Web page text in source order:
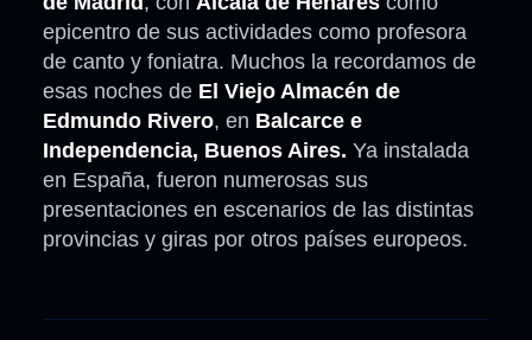
epicentro de sus actividades como profesora
de canto y foniatra. Muchos la recordamos de
esas noches de El Viejo Almacén de
Edmundo Rivero, en Balcarce e
Independencia, Buenos Aires. Ya instalada
en España, fueron numerosas sus
presentaciones en escenarios de las distintas
provincias y giras por otros países europeos.